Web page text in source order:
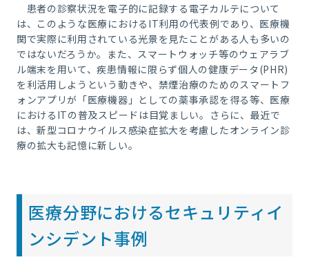
患者の診察状況を電子的に記録する電子カルテについて
は、このような医療における IT利用の代表例であり、医療機
関で実際に利用されている光景を見たことがある人も多いの
ではないだろうか。また、スマートウォッチ等のウェアラブ
ル端末を用いて、疾患情報に限らず個人の健康データ (PHR)
を利活用しようという動きや、禁煙治療のためのスマートフ
ォンアプリが「医療機器」としての薬事承認を得る等、医療
における ITの普及スピードは目覚ましい。さらに、最近で
は、新型コロナウイルス感染症拡大を考慮したオンライン診
療の拡大も記憶に新しい。
医療分野におけるセキュリティイ
ンシデント事例